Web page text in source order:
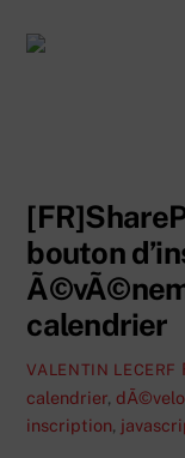
bouton
calendrier
VALENTIN LECERF
calendrier,
inscription,